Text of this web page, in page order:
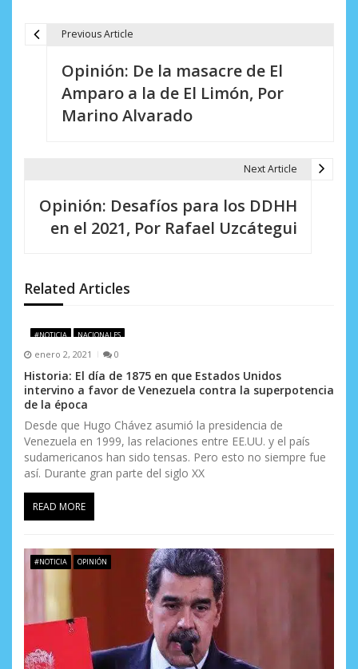
ó
n
d
e
e
n
t
r
a
a
s
Previous Article
Opinión: De la masacre de El
Amparo a la de El Limón, Por
Marino Alvarado
Next Article
Opinión: Desafíos para los DDHH
en el 2021, Por Rafael Uzcátegui
Related Articles
#NOTICIA NACIONALES
enero 2, 2021 0
Historia: El día de 1875 en que Estados Unidos
intervino a favor de Venezuela contra la superpotencia
de la época
Desde que Hugo Chávez asumió la presidencia de
Venezuela en 1999, las relaciones entre EE.UU. y el país
sudamericanos han sido tensas. Pero esto no siempre fue
así. Durante gran parte del siglo XX
READ MORE
#NOTICIA OPINIÓN